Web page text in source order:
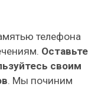
телефона
Оставьте
своим
. Мы починим